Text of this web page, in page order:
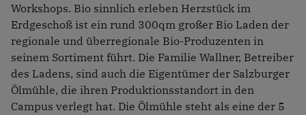
Workshops. Bio sinnlich erleben Herzstück im
Erdgeschoß ist ein rund 300qm großer Bio Laden der
regionale und überregionale Bio-Produzenten in
seinem Sortiment führt. Die Familie Wallner, Betreiber
des Ladens, sind auch die Eigentümer der Salzburger
Ölmühle, die ihren Produktionsstandort in den
Campus verlegt hat. Die Ölmühle steht als eine der 5